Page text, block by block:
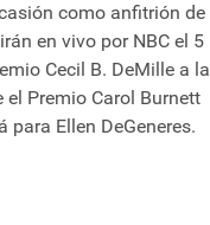
como anfitrión de
en vivo por NBC el 5
Cecil B. DeMille a la
Premio Carol Burnett
Ellen DeGeneres.